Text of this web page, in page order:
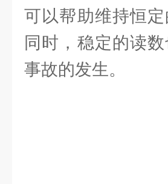
可以帮助维持恒
同时，稳定的读
事故的发生。